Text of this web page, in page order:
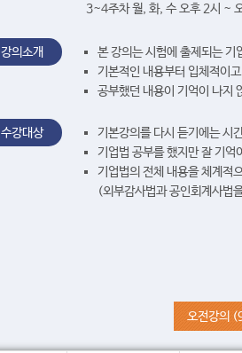
3~4주차 월, 화, 수 오후 2시 ~
강의소개
본 강의는 시험에 출제되는 기
기본적인 내용부터 입체적이
공부했던 내용이 기억이 나지
수강대상
기본강의를 다시 듣기에는 시
기업법 공부를 했지만 잘 기억
기업법의 전체 내용을 체계적
(외부감사법과 공인회계사법
오전강의